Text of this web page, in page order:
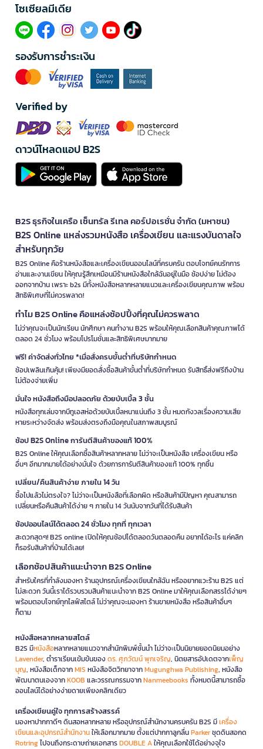
โซเซียลมีเดีย​
รองรับการชำระเงิน
Verified by
ดาวน์โหลดแอป B2S
B2S ธุรกิจในเครือ เซ็นทรัล รีเทล คอร์ปอเรชั่น จำกัด (มหาชน)
B2S Online แหล่งรวมหนังสือ เครื่องเขียน และแรงบันดาลใจ
สำหรับทุกวัย
B2S Online คือร้านหนังสือและเครื่องเขียนออนไลน์ที่ครบครัน ตอบโจทย์คนรักการ
อ่านและงานเขียน ให้คุณรู้สึกเหมือนมีร้านหนังสือใกล้ฉันอยู่ในมือ ช้อปง่าย ไม่ต้อง
ออกจากบ้าน เพราะ b2s มีทั้งหนังสือหลากหลายแนวและเครื่องเขียนคุณภาพ พร้อม
สิทธิพิเศษที่ไม่ควรพลาด!
ทำไม B2S Online คือแหล่งช้อปปิ้งที่คุณไม่ควรพลาด
ไม่ว่าคุณจะเป็นนักเรียน นักศึกษา คนทำงาน B2S พร้อมให้คุณเลือกสินค้าคุณภาพได้
ตลอด 24 ชั่วโมง พร้อมโปรโมชั่นและสิทธิพิเศษมากมาย
ฟรี! ค่าจัดส่งทั่วไทย *เมื่อสั่งครบขั้นต่ำที่บริษัทกำหนด
ช้อปเพลินเกินคุ้ม! เพียงมียอดสั่งซื้อสินค้าขั้นต่ำที่บริษัทกำหนด รับสิทธิ์ส่งฟรีถึงบ้าน
ไม่ต้องจ่ายเพิ่ม
มั่นใจ หนังสือถึงมือปลอดภัย ด้วยบับเบิ้ล 3 ชั้น
หนังสือทุกเล่มจากบีทูเอสห่อด้วยบับเบิ้ลหนาแน่นถึง 3 ชั้น หมดกังวลเรื่องความเสีย
หายระหว่างจัดส่ง พร้อมส่งตรงถึงมือคุณในสภาพสมบูรณ์
ช้อป B2S Online การันตีสินค้าของแท้ 100%
B2S Online ให้คุณเลือกซื้อสินค้าหลากหลาย ไม่ว่าจะเป็นหนังสือ เครื่องเขียน หรือ
อื่นๆ อีกมากมายได้อย่างมั่นใจ ด้วยการการันตีสินค้าของแท้ 100% ทุกชิ้น
เปลี่ยน/คืนสินค้าง่าย ภายใน 14 วัน
ซื้อไปแล้วไม่ตรงใจ? ไม่ว่าจะเป็นหนังสือที่เลือกผิด หรือสินค้ามีปัญหา คุณสามารถ
เปลี่ยนหรือคืนสินค้าได้ง่าย ๆ ภายใน 14 วันนับจากวันที่ได้รับสินค้า
ช้อปออนไลน์ได้ตลอด 24 ชั่วโมง ทุกที่ ทุกเวลา
สะดวกสุดๆ! B2S online เปิดให้คุณช้อปได้ตลอดวันตลอดคืน อยากได้อะไร แค่คลิก
ก็รอรับสินค้าที่บ้านได้เลย!
เลือกช้อปสินค้าแนะนำจาก B2S Online
สำหรับใครที่กำลังมองหา ร้านอุปกรณ์เครื่องเขียนใกล้ฉัน หรืออยากแวะร้าน B2S แต่
ไม่สะดวก วันนี้เราได้รวบรวมสินค้าแนะนำจาก B2S Online มาให้คุณเลือกสรรได้ง่ายๆ
พร้อมตอบโจทย์ทุกไลฟ์สไตล์ ไม่ว่าคุณจะมองหา ร้านขายหนังสือ หรือสินค้าอื่นๆ
ก็ตาม
หนังสือหลากหลายสไตล์
B2S มีหนังสือหลากหลายแนวจากสำนักพิมพ์ชั้นนำ ไม่ว่าจะเป็นนิยายยอดนิยมอย่าง
Lavender, ตำราเรียนเข้มข้นของดร. ศุภวัฒน์ พุกเจริญ, นิตยสารอัปเดตจากเพ็ญ
บุญ, หนังสือเด็กจากMIS หนังสือจิตวิทยาจากMugunghwa Publishing, หนังสือ
พัฒนาตนเองจากKOOB และวรรณกรรมจากNanmeebooks ทั้งหมดนี้สามารถซื้อ
ออนไลน์ได้อย่างง่ายดายเพียงคลิกเดียว
เครื่องเขียนคู่ใจ ทุกการสร้างสรรค์
มองหาปากกาดีๆ ดินสอหลากหลาย หรืออุปกรณ์สำนักงานครบครัน B2S มีเครื่อง
เขียนและอุปกรณ์สำนักงานให้เลือกมากมาย ตั้งแต่ปากกาลูกลื่นParkerชุดดินสอกด
Rotringไปจนถึงกระดาษถ่ายเอกสารDOUBLE Aให้คุณเลือกใช้ได้อย่างจุใจ